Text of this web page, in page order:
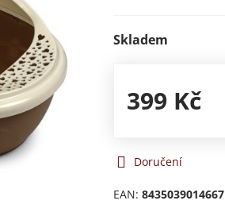
Skladem
399 Kč
Doručení
EAN:8435039014667